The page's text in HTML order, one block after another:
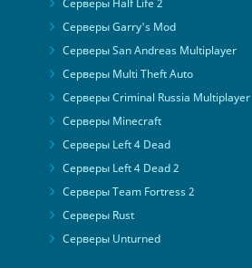
Серверы Half Life 2
Серверы Garry's Mod
Серверы San Andreas Multiplayer
Серверы Multi Theft Auto
Серверы Criminal Russia Multiplayer
Серверы Minecraft
Серверы Left 4 Dead
Серверы Left 4 Dead 2
Серверы Team Fortress 2
Серверы Rust
Серверы Unturned